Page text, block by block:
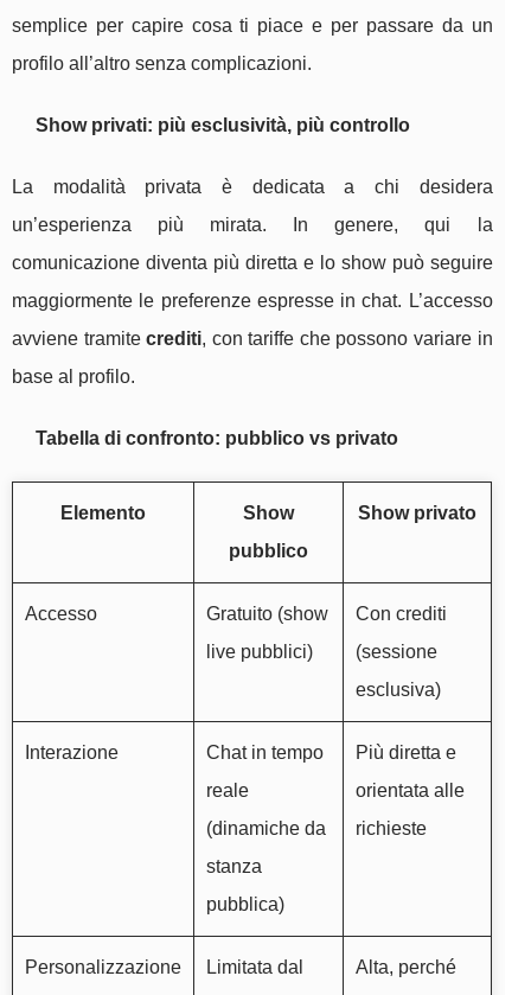
semplice per capire cosa ti piace e per passare da un
profilo all’altro senza complicazioni.
Show privati: più esclusività, più controllo
La modalità privata è dedicata a chi desidera
un’esperienza più mirata. In genere, qui la
comunicazione diventa più diretta e lo show può seguire
maggiormente le preferenze espresse in chat. L’accesso
avviene tramitecrediti, con tariffe che possono variare in
base al profilo.
Tabella di confronto: pubblico vs privato
Elemento
Show
pubblico
Show privato
Accesso
Gratuito (show
live pubblici)
Con crediti
(sessione
esclusiva)
Interazione
Chat in tempo
reale
(dinamiche da
stanza
pubblica)
Più diretta e
orientata alle
richieste
Personalizzazione Limitata dal Alta, perché